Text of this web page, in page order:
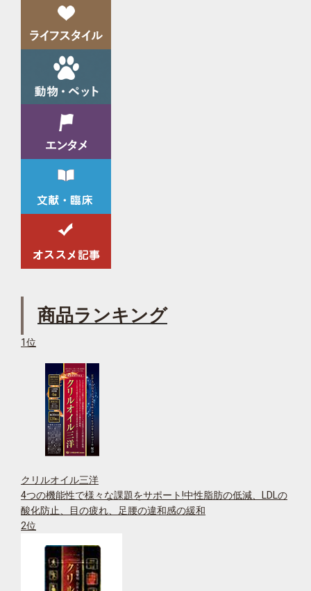
商品ランキング
1位
クリルオイル三洋
4つの機能性で様々な課題をサポート!中性脂肪の低減、LDLの
酸化防止、目の疲れ、足腰の違和感の緩和
2位